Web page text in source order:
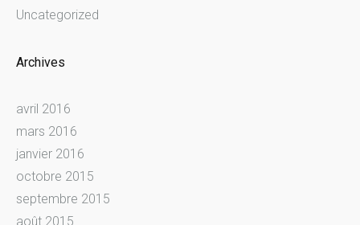
Uncategorized
Archives
avril 2016
mars 2016
janvier 2016
octobre 2015
septembre 2015
août 2015